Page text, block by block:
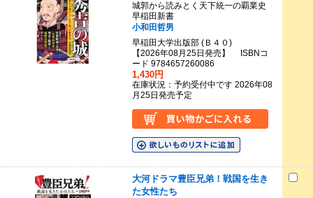
城郭から読みとく天下統一の覇業史
早稲田新書
小和田哲男
早稲田大学出版部 (Ｂ４０)
【2026年08月25日発売】 ISBNコ
ード 9784657260086
1,430円
在庫状況：予約受付中です 2026年08
月25日発売予定
大河ドラマ豊臣兄弟！戦国を生き
た女性たち